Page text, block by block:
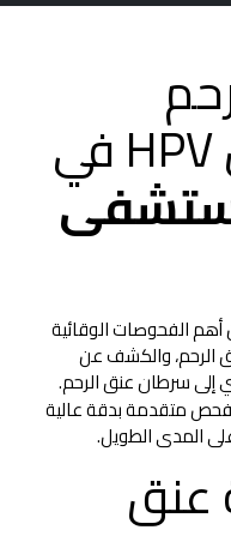
واختبار فيروس HPV في
الوقائية
والكشف عن
سرطان عنق الرحم.
بدقة عالية
الطويل.